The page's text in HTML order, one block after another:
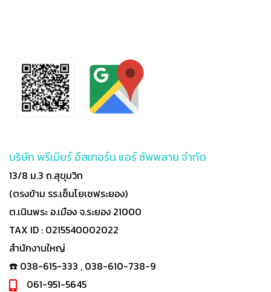
บริษัท พรีเมียร์ อีสเทอร์น แอร์ ซัพพลาย จำกัด
13/8 ม.3 ถ.สุขุมวิท
(ตรงข้าม รร.เซ็นโยเซฟระยอง)
ต.เนินพระ อ.เมือง จ.ระยอง 21000
TAX ID : 0215540002022
สำนักงานใหญ่
☎️ 038-615-333 , 038-610-738-9
061-951-5645